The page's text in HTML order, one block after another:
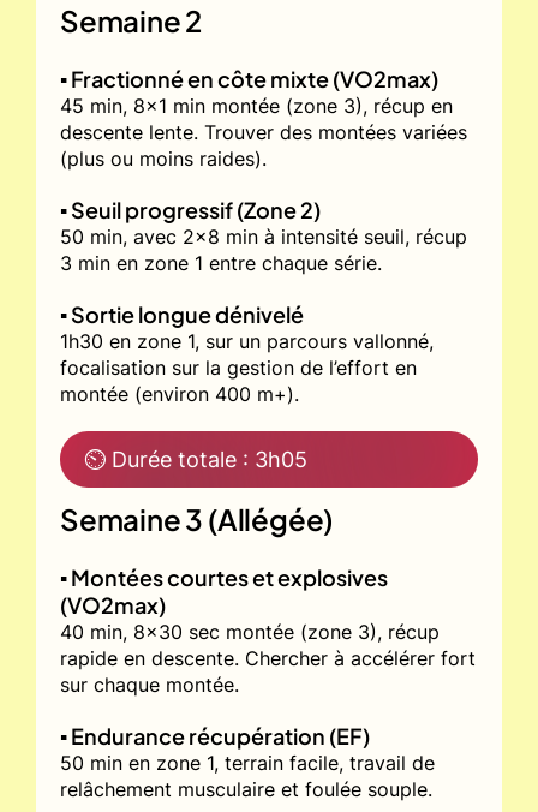
Semaine 2
▪️ Fractionné en côte mixte (VO2max)
45 min, 8x1 min montée (zone 3), récup en
descente lente. Trouver des montées variées
(plus ou moins raides).
▪️ Seuil progressif (Zone 2)
50 min, avec 2x8 min à intensité seuil, récup
3 min en zone 1 entre chaque série.
▪️ Sortie longue dénivelé
1h30 en zone 1, sur un parcours vallonné,
focalisation sur la gestion de l’effort en
montée (environ 400 m+).
⏲ Durée totale : 3h05
Semaine 3 (Allégée)
▪️ Montées courtes et explosives
(VO2max)
40 min, 8x30 sec montée (zone 3), récup
rapide en descente. Chercher à accélérer fort
sur chaque montée.
▪️ Endurance récupération (EF)
50 min en zone 1, terrain facile, travail de
relâchement musculaire et foulée souple.